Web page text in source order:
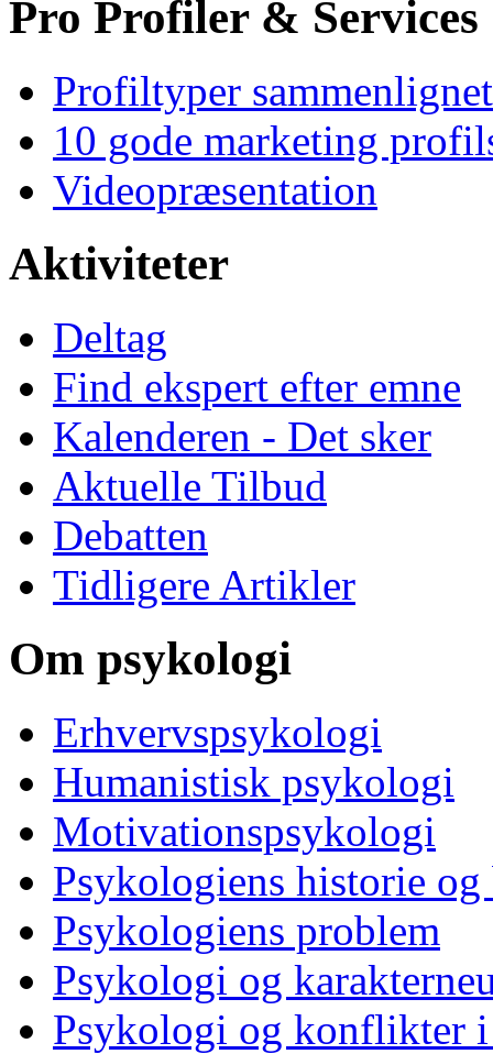
Pro Profiler & Services
Profiltyper sammenlignet
10 gode marketing
Videopræsentation
Aktiviteter
Deltag
Find ekspert efter emne
Kalenderen - Det sker
Aktuelle Tilbud
Debatten
Tidligere Artikler
Om psykologi
Erhvervspsykologi
Humanistisk psykologi
Motivationspsykologi
Psykologiens historie og
Psykologiens problem
Psykologi og
Psykologi og konflikter